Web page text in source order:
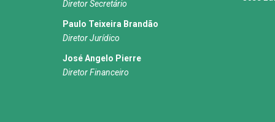
Diretor Secretário
Paulo Teixeira Brandão
Diretor Jurídico
José Angelo Pierre
Diretor Financeiro